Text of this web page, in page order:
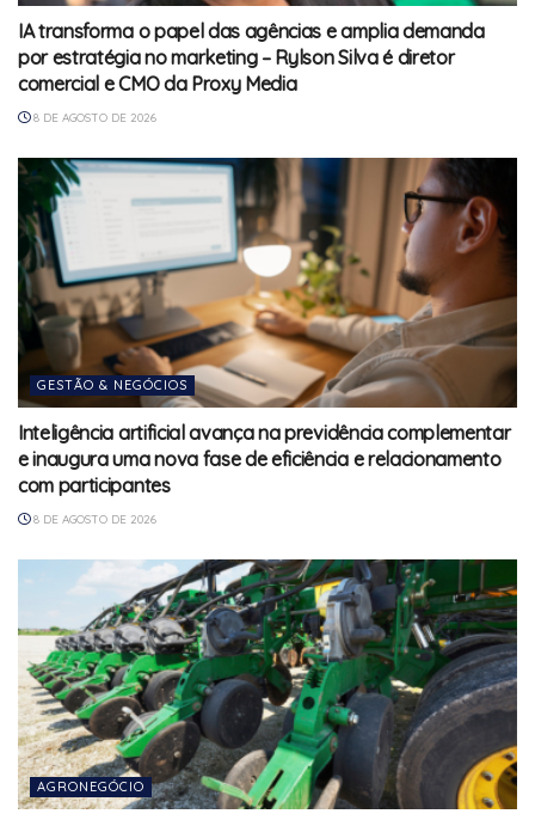
IA transforma o papel das agências e amplia demanda
por estratégia no marketing – Rylson Silva é diretor
comercial e CMO da Proxy Media
8 DE AGOSTO DE 2026
GESTÃO & NEGÓCIOS
Inteligência artificial avança na previdência complementar
e inaugura uma nova fase de eficiência e relacionamento
com participantes
8 DE AGOSTO DE 2026
AGRONEGÓCIO